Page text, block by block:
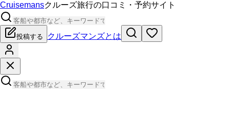
Cruisemansクルーズ旅行の口コミ・予約サイト
投稿する クルーズマンズとは